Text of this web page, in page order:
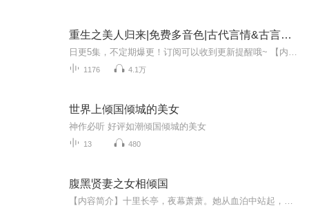
重生之美人归来|免费多音色|古代言情&古言&重生&倾国&穿越
1176 4.1万
世界上倾国倾城的美女
神作必听 好评如潮倾国倾城的美女
13 480
腹黑贤妻之女相倾国